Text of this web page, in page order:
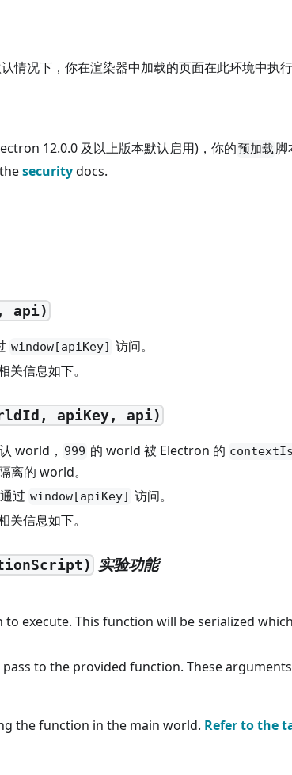
况下，你在渲染器中加载的页面在此环境中执行
12.0.0 及以上版本默认启用)，你的预加载脚
securitydocs.
api)
window[apiKey] 访问。
信息如下。
apiKey, api)
world， 999 的 world 被 Electron 的
离的 world。
过 window[apiKey] 访问。
信息如下。
实验功能
to execute. This function will be serialized
to the provided function. These
the function in the main world. Refer to the